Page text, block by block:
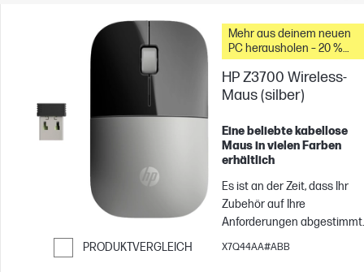
PRODUKTVERGLEICH
Mehr aus deinem neuen
PC herausholen – 20 %
Rabatt auf Zubehör
HP Z3700 Wireless-
Maus (silber)
Eine beliebte kabellose
Maus in vielen Farben
erhältlich
Es ist an der Zeit, dass Ihr
Zubehör auf Ihre
Anforderungen abgestimmt
ist. Holen Sie sich Ihre neue
X7Q44AA#ABB